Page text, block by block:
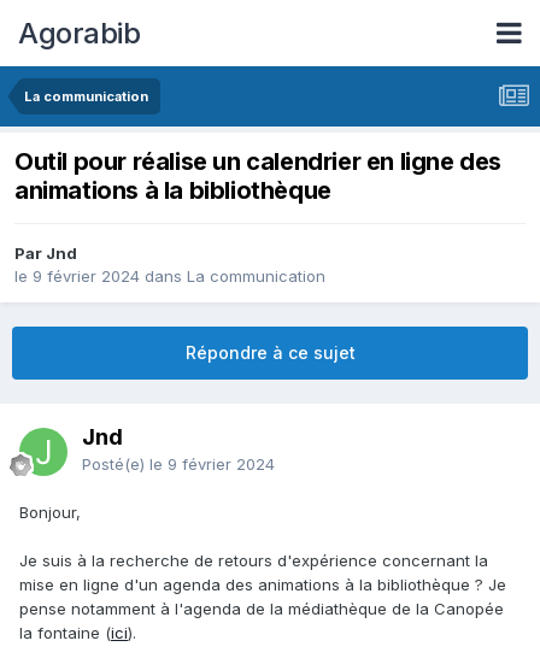
Agorabib
La communication
Outil pour réalise un calendrier en ligne des
animations à la bibliothèque
Par Jnd
le 9 février 2024 dans La communication
Répondre à ce sujet
Jnd
Posté(e) le 9 février 2024
Bonjour,
Je suis à la recherche de retours d'expérience concernant la
mise en ligne d'un agenda des animations à la bibliothèque ? Je
pense notamment à l'agenda de la médiathèque de la Canopée
la fontaine (ici).